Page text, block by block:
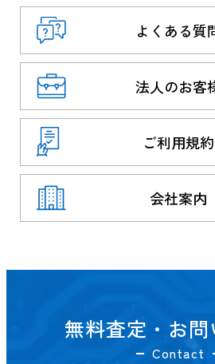
よくある質
法人のお客
ご利用規約
会社案内
無料査定・お
Contact